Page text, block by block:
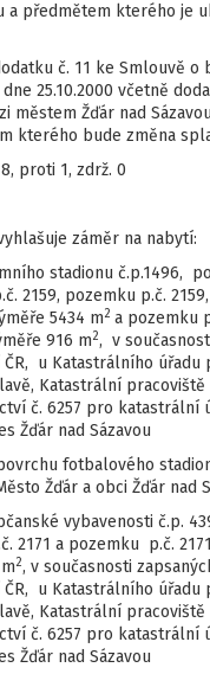
a předmětem kterého je
č. 11 ke Smlouvě o
25.10.2000 včetně
městem Žďár nad
kterého bude změna
proti 1, zdrž. 0
záměr na nabytí:
stadionu č.p.1496,
2159, pozemku p.č.
5434 m2 a pozemku
916 m2, v
u Katastrálního úřadu
Katastrální pracoviště
č. 6257 pro katastrální
Žďár nad Sázavou
fotbalového
Žďár a obci Žďár nad
vybavenosti č.p.
2171 a pozemku p.č.
2, v současnosti
u Katastrálního úřadu
Katastrální pracoviště
č. 6257 pro katastrální
Žďár nad Sázavou